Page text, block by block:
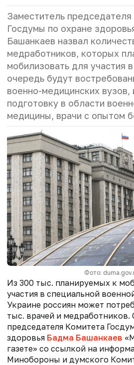
Заместитель
Госдумы по охране
Башанкаев назвал
медработников, которых
мобилизовать для участия
очередь будут
военно-медицинских
подготовку в области
медицины, врачи с опытом
Фото:
Из 300 тыс. планируемых к
участия в специальной
Украине россиян может
тыс. врачей и медработников.
председателя Комитета
здоровья Бадма Башанкаев
газете» со ссылкой на
Минобороны и думского